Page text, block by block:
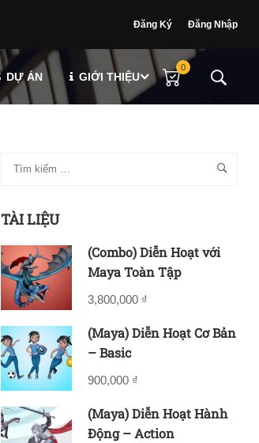
Đăng Ký Đăng Nhập
DỰ ÁN GIỚI THIỆU
0
TÀI LIỆU
(Combo) Diễn Hoạt với
Maya Toàn Tập
3,800,000 ₫
(Maya) Diễn Hoạt Cơ Bản
– Basic
900,000 ₫
(Maya) Diễn Hoạt Hành
Động – Action